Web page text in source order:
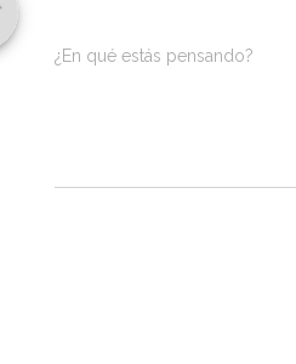
¿En qué estás pensando?